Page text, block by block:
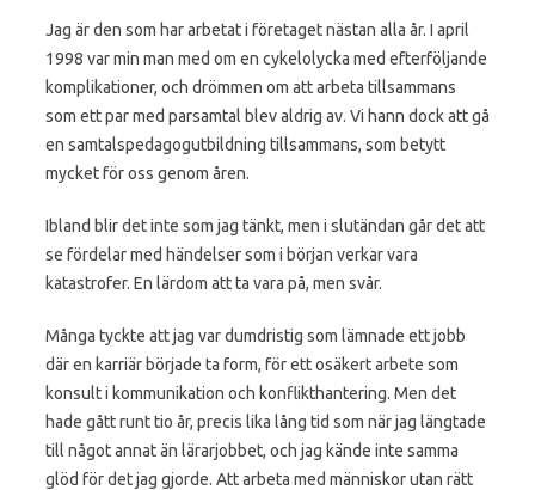
Jag är den som har arbetat i företaget nästan alla år. I april
1998 var min man med om en cykelolycka med efterföljande
komplikationer, och drömmen om att arbeta tillsammans
som ett par med parsamtal blev aldrig av. Vi hann dock att gå
en samtalspedagogutbildning tillsammans, som betytt
mycket för oss genom åren.
Ibland blir det inte som jag tänkt, men i slutändan går det att
se fördelar med händelser som i början verkar vara
katastrofer. En lärdom att ta vara på, men svår.
Många tyckte att jag var dumdristig som lämnade ett jobb
där en karriär började ta form, för ett osäkert arbete som
konsult i kommunikation och konflikthantering. Men det
hade gått runt tio år, precis lika lång tid som när jag längtade
till något annat än lärarjobbet, och jag kände inte samma
glöd för det jag gjorde. Att arbeta med människor utan rätt